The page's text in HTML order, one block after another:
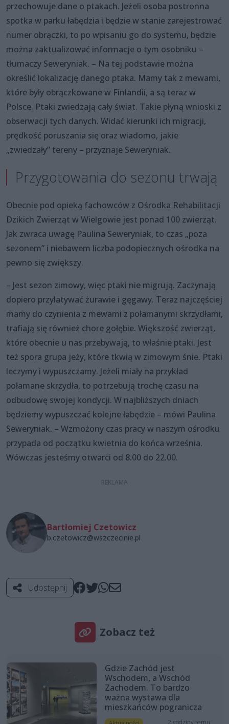
przechowuje dane o ptakach. Jeżeli osoba postronna
spotka w parku łabędzia i będzie w stanie zarejestrować
numer obrączki, to po wpisaniu go do systemu, będzie
można zaktualizować informacje o tym osobniku –
tłumaczy Seweryniak. – Na tej podstawie można
określić lokalizację danego ptaka. Mamy tak z mewami,
które były obrączkowane w Finlandii, a są teraz w
Polsce. Ptaki zwiedzają cały świat. Takie płyną wnioski z
obserwacji tych danych. Widać kierunki ich migracji,
prędkość poruszania się oraz wiadomo, jakie
„zwiedzały” tereny – przyznaje Seweryniak.
Przygotowania do sezonu trwają
Obecnie pod opieką fachowców z Ośrodka Rehabilitacji
Dzikich Zwierząt w Wielgowie jest ponad 100 zwierząt.
Jak zwraca uwagę Paulina Seweryniak, to czas „poza
sezonem” i niebawem liczba podopiecznych ośrodka na
pewno się zwiększy.
– Jest sezon zimowy, więc ptaki nie migrują. Zaczynają
dopiero przylatywać żurawie i gęgawy. Teraz najczęściej
mamy do czynienia z mewami z połamanymi skrzydłami,
trafiają się również chore gołębie. Większość zwierząt,
które obecnie u nas przebywają, to właśnie ptaki. Jest
też spora grupa jeży, które tkwią w zimowym śnie. Ptaki
leczymy i wypuszczamy. Jeżeli miały na przykład
połamane skrzydła, to potrzebują trochę czasu na
odbudowę swojej kondycji. W najbliższych dniach
będziemy wypuszczać kolejne łabędzie – mówi Paulina
Seweryniak. – Wzmożony czas pracy w naszym ośrodku
przypada od początku kwietnia do końca września.
Wówczas jesteśmy otwarci od 8.00 do 22.00.
Bartłomiej Czetowicz
b.czetowicz@wszczecinie.pl
Udostępnij
Zobacz też
Gdzie Zachód jest
Wschodem, a Wschód
Zachodem. To bardzo
ważna wystawa dla
mieszkańców pogranicza